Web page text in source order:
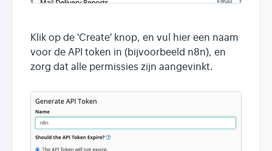
Klik op de 'Create' knop, en vul hier een naam
voor de API token in (bijvoorbeeld n8n), en
zorg dat alle permissies zijn aangevinkt.